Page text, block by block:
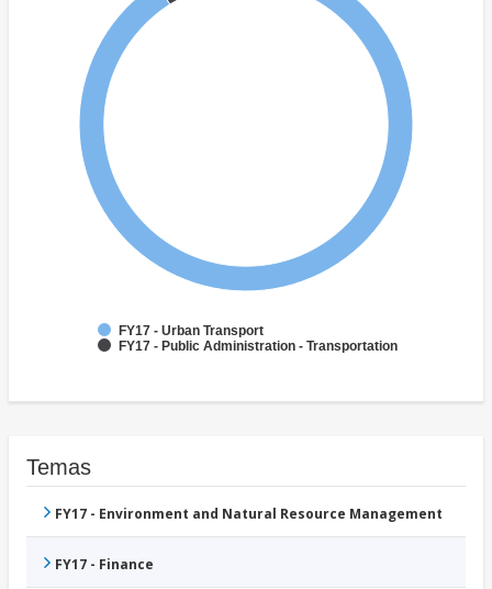
FY17 - Urban Transport
FY17 - Public Administration - Transportation
Temas
FY17 - Environment and Natural Resource Management
FY17 - Finance